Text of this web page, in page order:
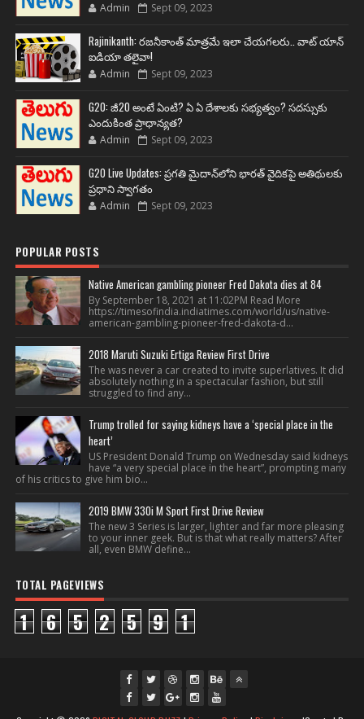
Admin Sept 09, 2023
Rajinikanth: రజనీకాంత్ మాత్రమే ఇలా చేయగలరు.. వాట్ యాన్
ఐడియా తలైవా!
Admin Sept 09, 2023
G20: జీ20 అంటే ఏంటి? ఏ ఏ దేశాలకు సభ్యత్వం? సదస్సుకు
ఎందుకింత ప్రాధాన్యత?
Admin Sept 09, 2023
G20 Live Updates: ప్రగతి మైదాన్‌లోని భారత్ వైదికపై అతిథులకు
ప్రధాని స్వాగతం
Admin Sept 09, 2023
POPULAR POSTS
Native American gambling pioneer Fred Dakota dies at 84
By September 18, 2021 at 11:02PM Read More
https://timesofindia.indiatimes.com/world/us/native-
american-gambling-pioneer-fred-dakota-d...
2018 Maruti Suzuki Ertiga Review First Drive
The was never a car created to invite superlatives. It did
absolutely nothing in a spectacular fashion, but still
struggled to find any...
Trump trolled for saying kidneys have a ‘special place in the
heart’
US President Donald Trump on Wednesday said kidneys
have “a very special place in the heart”, prompting many
of his critics to give him bio...
2019 BMW 330i M Sport First Drive Review
The new 3 Series is larger, lighter and far more pleasing
to your inner geek. But is that what really matters? After
all, even BMW define...
TOTAL PAGEVIEWS
1 6 5 2 5 9 1
fac twi gpl ins you